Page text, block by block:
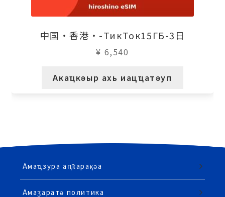
中国・香港・-ТикТок15ГБ-3日
¥ 6,540
Акаҵкәыр ахь иацҵатәуп
Амаҵзура аԥҟарақәа
Амаӡаратә политика